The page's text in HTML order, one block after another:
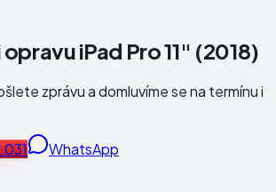
iPad Pro 11" (2018)
zprávu a domluvíme se na termínu i
WhatsApp